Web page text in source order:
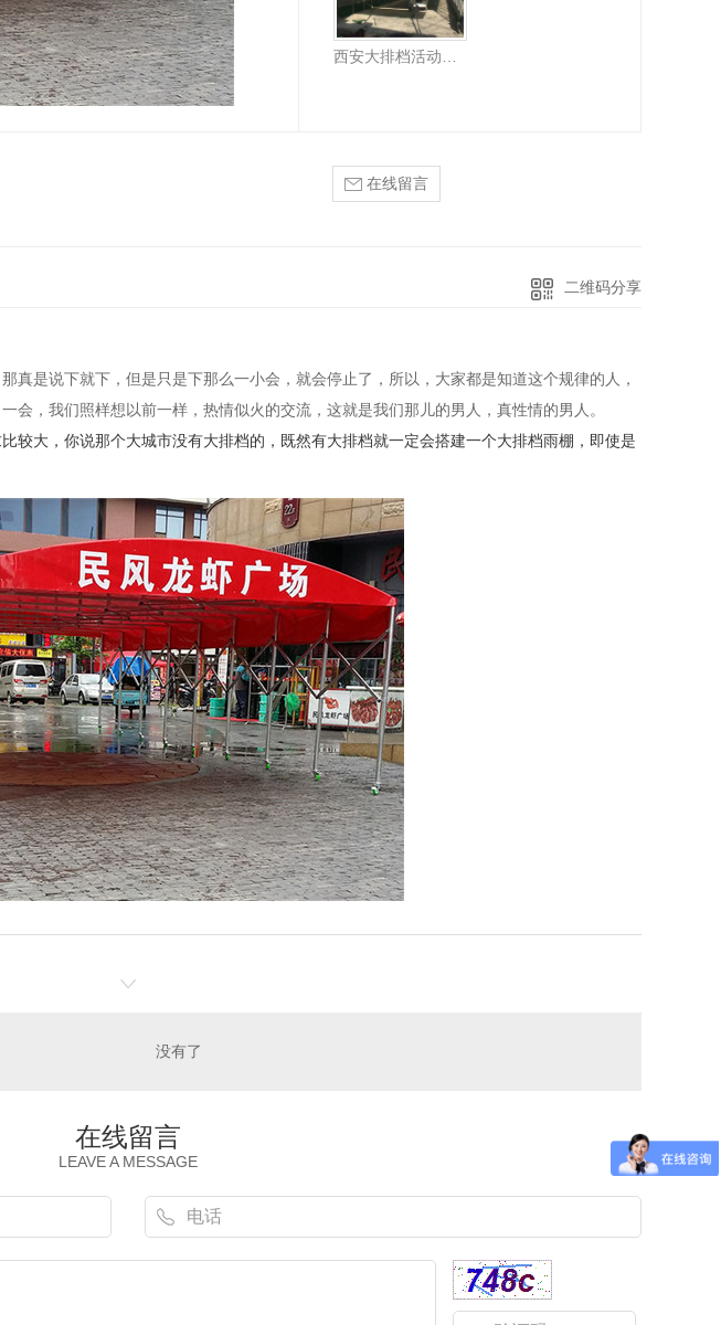
在线留言
二维码分享
真是说下就下，但是只是下那么一小会，就会停止了，所以，大家都是知道这个规律的人，
会，我们照样想以前一样，热情似火的交流，这就是我们那儿的男人，真性情的男人。
较大，你说那个大城市没有大排档的，既然有大排档就一定会搭建一个大排档雨棚，即使是
没有了
在线留言
LEAVE A MESSAGE